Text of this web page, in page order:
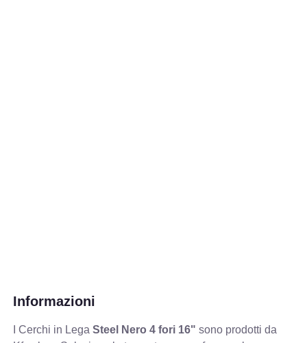
Informazioni
I Cerchi in LegaSteel Nero 4 fori 16" sono prodotti da